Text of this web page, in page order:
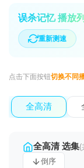
误杀记忆 播放
重新测速
点击下面按钮切换不同
全高清
全高清 选集(
倒序